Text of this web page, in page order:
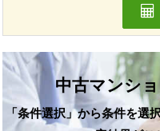
中古マンシ
「条件選択」から条件を選